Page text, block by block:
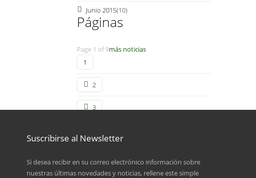
Junio 2015(10)
Páginas
Page 1 of 9
1
2
3
6
más noticias
Suscribirse al Newsletter
Si desea recibir en su correo electrónico información sobre
nuestras últimas novedades y noticias, rellene este simple